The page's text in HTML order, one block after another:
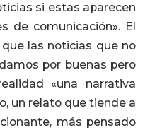
si estas aparecen
de comunicación». El
las noticias que no
por buenas pero
«una narrativa
un relato que tiende a
más pensado